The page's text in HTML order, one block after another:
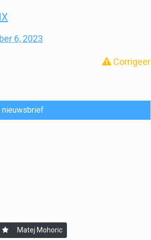
6, 2023
Corrigeer
nieuwsbrief
Matej Mohoric